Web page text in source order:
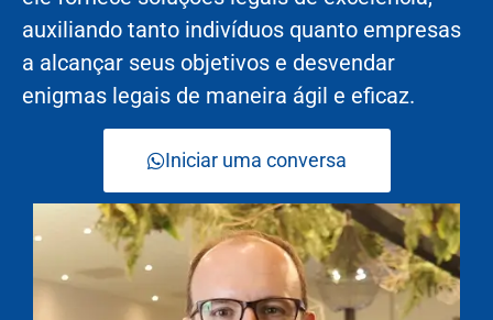
auxiliando tanto indivíduos quanto empresas
a alcançar seus objetivos e desvendar
enigmas legais de maneira ágil e eficaz.
Iniciar uma conversa